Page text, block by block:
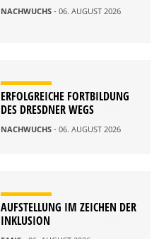
NACHWUCHS - 06. AUGUST 2026
ERFOLGREICHE FORTBILDUNG
DES DRESDNER WEGS
NACHWUCHS - 06. AUGUST 2026
AUFSTELLUNG IM ZEICHEN DER
INKLUSION